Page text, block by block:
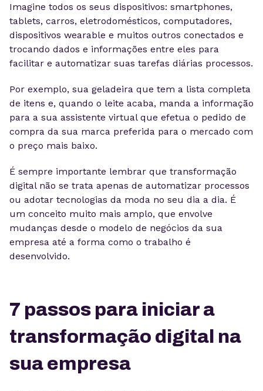
Imagine todos os seus dispositivos: smartphones,
tablets, carros, eletrodomésticos, computadores,
dispositivos wearable e muitos outros conectados e
trocando dados e informações entre eles para
facilitar e automatizar suas tarefas diárias processos.
Por exemplo, sua geladeira que tem a lista completa
de itens e, quando o leite acaba, manda a informação
para a sua assistente virtual que efetua o pedido de
compra da sua marca preferida para o mercado com
o preço mais baixo.
É sempre importante lembrar que transformação
digital não se trata apenas de automatizar processos
ou adotar tecnologias da moda no seu dia a dia. É
um conceito muito mais amplo, que envolve
mudanças desde o modelo de negócios da sua
empresa até a forma como o trabalho é
desenvolvido.
7 passos para iniciar a
transformação digital na
sua empresa